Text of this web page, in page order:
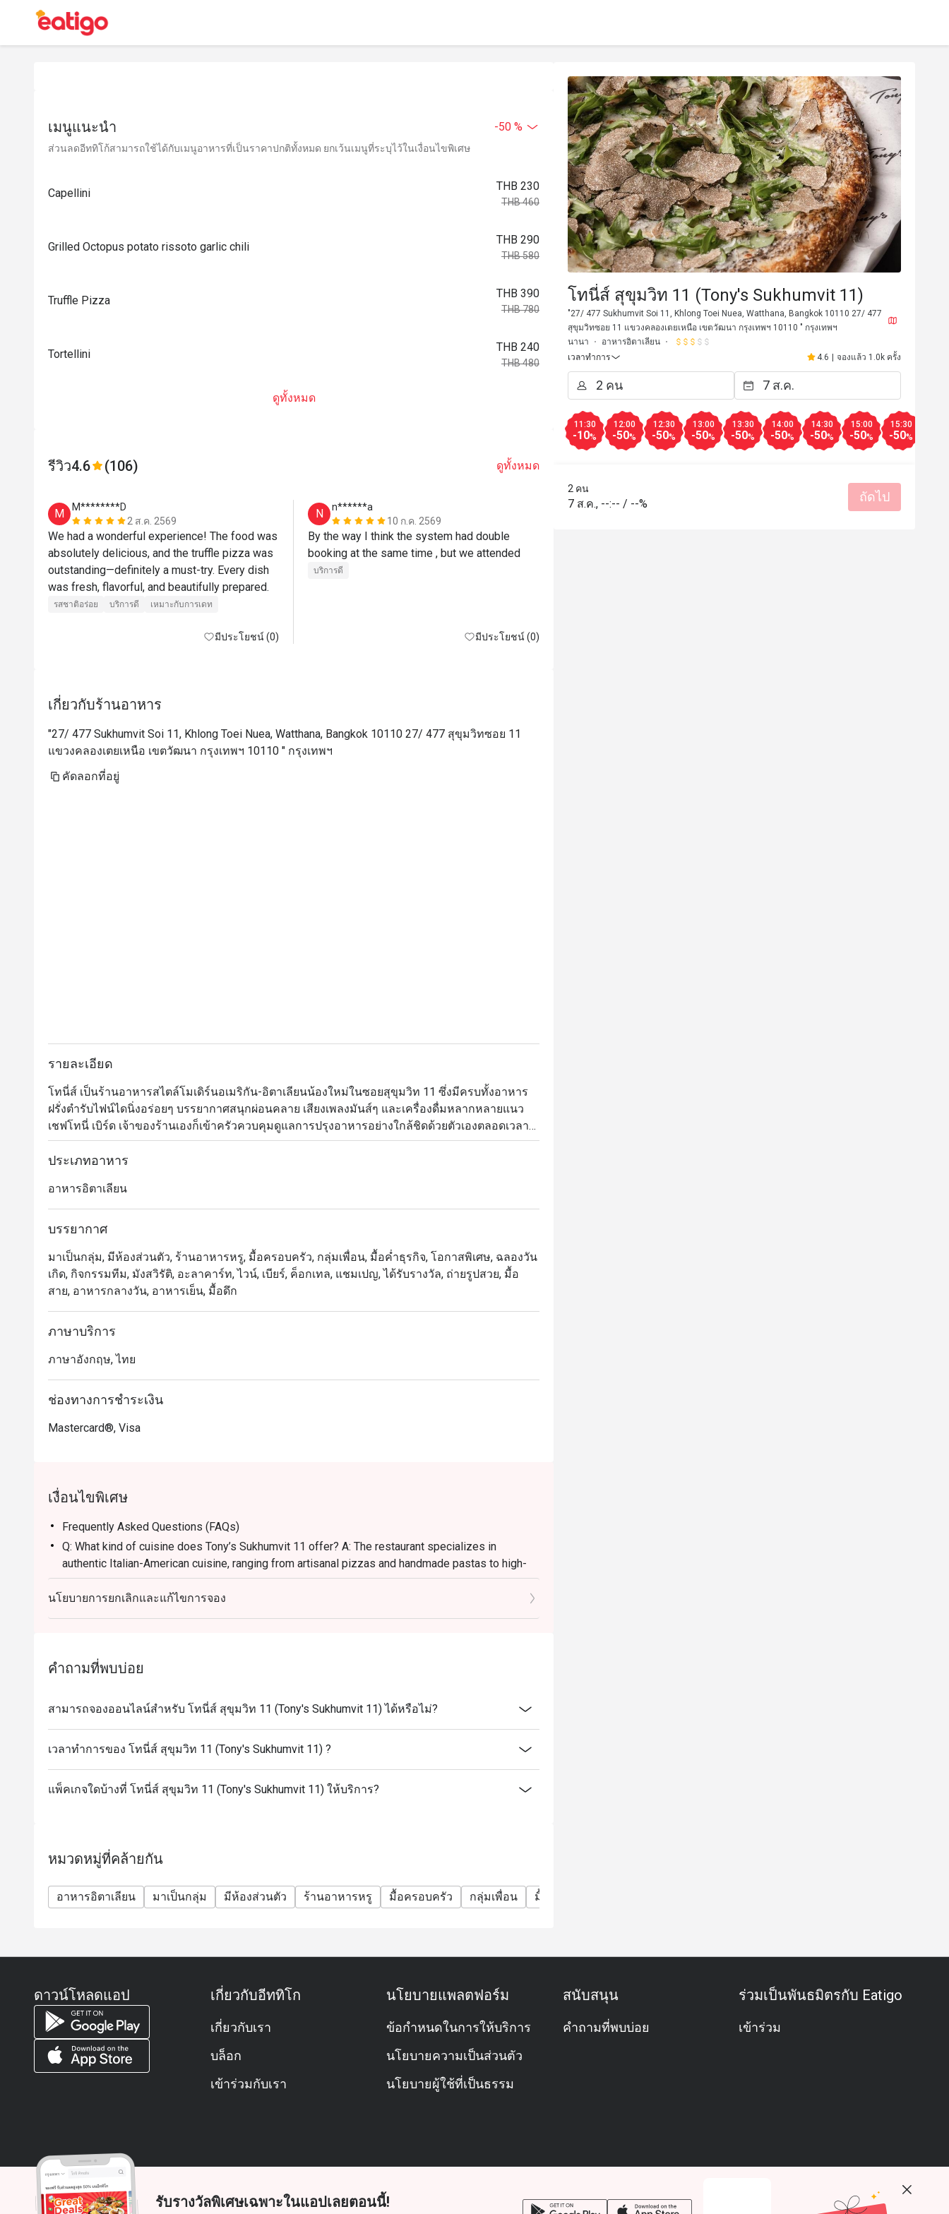
เมนูแนะนำ -50 %
ส่วนลดอีททิโก้สามารถใช้ได้กับเมนูอาหารที่เป็นราคาปกติทั้งหมด ยกเว้นเมนูที่ระบุไว้ในเงื่อนไขพิเศษ
Capellini
THB 230
THB 460
Grilled Octopus potato rissoto garlic chili
THB 290
THB 580
Truffle Pizza
THB 390
THB 780
Tortellini
THB 240
THB 480
ดูทั้งหมด
รีวิว4.6 (106) ดูทั้งหมด
M
M********D
2 ส.ค. 2569
We had a wonderful experience! The food was
absolutely delicious, and the truffle pizza was
outstanding—definitely a must-try. Every dish
was fresh, flavorful, and beautifully prepared.
รสชาติอร่อย บริการดี เหมาะกับการเดท
มีประโยชน์ (0)
N
n******a
10 ก.ค. 2569
By the way I think the system had double
บริการดี
มีประโยชน์ (0)
o*********t
เกี่ยวกับร้านอาหาร
"27/ 477 Sukhumvit Soi 11, Khlong Toei Nuea, Watthana, Bangkok 10110 27/ 477 สุขุมวิทซอย 11
แขวงคลองเตยเหนือ เขตวัฒนา กรุงเทพฯ 10110 " กรุงเทพฯ
คัดลอกที่อยู่
รายละเอียด
โทนี่ส์ เป็นร้านอาหารสไตล์โมเดิร์นอเมริกัน-อิตาเลียนน้องใหม่ในซอยสุขุมวิท 11 ซึ่งมีครบทั้งอาหาร
ฝรั่งตำรับไฟน์ไดนิ่งอร่อยๆ บรรยากาศสนุกผ่อนคลาย เสียงเพลงมันส์ๆ และเครื่องดื่มหลากหลายแนว
เชฟโทนี่ เบิร์ด เจ้าของร้านเองก็เข้าครัวควบคุมดูแลการปรุงอาหารอย่างใกล้ชิดด้วยตัวเองตลอดเวลา
เพื่อให้ทุกจานที่นำออกเสิร์ฟสามารถมัดใจลูกค้าได้อยู่หมัด จานเด็ดของเชฟที่เราอยากแนะนำให้ลอง
ได้แก่ ปลาหมึกย่าง (ริซอตโต้มันฝรั่ง กระเทียม พริก น้ำมันโหระพา) พิซซ่าเห็ดทรัฟเฟิล สลัดบูราต้า
เฮเซลนัท และป๊อปคอร์น) และทีรามิสุ (ที่มาพร้อมคุกกี้กาแฟดับเบิ้ลช็อกโกแลตและซาบาลีโอเน่) ด้วย
รับรองว่าคุ้มค่าทุกแคลอรี่
HYDE Sukhumvit 11 เดินทางสะดวกสบายใกล้กับ ซอยสุขุมวิท 11 และ BTS นานา บรรยากาศภายใน
ร้านออกแบบมาให้เหมาะสำหรับการสังสรรค์ ทั้งแบบครอบครัวและกลุ่มเพื่อน
・ทางร้านมีชื่อเสียงในเมนู Truffle Pizza และ Italian Burrata รวมถึง Oysters สดใหม่ และ Double
Smash Burger ที่เปี่ยมด้วยรสชาติ มอบประสบการณ์อาหารอิตาเลียนรสชาติต้นตำรับที่เน้นวัตถุดิบชั้น
・สำหรับชาวไทย ที่นี่คือคำตอบของพิซซ่าแป้งเบาเกรียมกรอบหอม พร้อมซอสมะเขือเทศและชีสที่
รสชาติเข้มข้น ส่วนนักท่องเที่ยวจะได้สัมผัสรสชาติอิตาเลียนแท้ระดับโลกที่เทียบชั้นร้านดังใน NYC ใน
ประเภทอาหาร
อาหารอิตาเลียน
บรรยากาศ
มาเป็นกลุ่ม, มีห้องส่วนตัว, ร้านอาหารหรู, มื้อครอบครัว, กลุ่มเพื่อน, มื้อค่ำธุรกิจ, โอกาสพิเศษ, ฉลองวัน
เกิด, กิจกรรมทีม, มังสวิรัติ, อะลาคาร์ท, ไวน์, เบียร์, ค็อกเทล, แชมเปญ, ได้รับรางวัล, ถ่ายรูปสวย, มื้อ
สาย, อาหารกลางวัน, อาหารเย็น, มื้อดึก
ภาษาบริการ
ภาษาอังกฤษ, ไทย
ช่องทางการชำระเงิน
Mastercard®, Visa
เงื่อนไขพิเศษ
Frequently Asked Questions (FAQs)
Q: What kind of cuisine does Tony’s Sukhumvit 11 offer? A: The restaurant specializes in
authentic Italian-American cuisine, ranging from artisanal pizzas and handmade pastas to high-
quality meat dishes and classic appetizers.
Q: What are the key menu highlights? A: Must-try items include the Truffle Pizza, Spaghetti and
Meatballs, Italian Burrata, and their signature Tiramisu, which is known for its unique and
meals, friendly get-togethers, or a quick, high-quality meal during your city tour.
Sukhumvit 11 (Level G). It is just a short walk from BTS Nana and easily accessible from the
นโยบายการยกเลิกและแก้ไขการจอง
คำถามที่พบบ่อย
สามารถจองออนไลน์สำหรับ โทนี่ส์ สุขุมวิท 11 (Tony's Sukhumvit 11) ได้หรือไม่?
เวลาทำการของ โทนี่ส์ สุขุมวิท 11 (Tony's Sukhumvit 11) ?
แพ็คเกจใดบ้างที่ โทนี่ส์ สุขุมวิท 11 (Tony's Sukhumvit 11) ให้บริการ?
หมวดหมู่ที่คล้ายกัน
อาหารอิตาเลียน มาเป็นกลุ่ม มีห้องส่วนตัว ร้านอาหารหรู มื้อครอบครัว กลุ่มเพื่อน มื้อค่ำธุรกิจ
โทนี่ส์ สุขุมวิท 11 (Tony's Sukhumvit 11)
"27/ 477 Sukhumvit Soi 11, Khlong Toei Nuea, Watthana, Bangkok 10110 27/ 477
สุขุมวิทซอย 11 แขวงคลองเตยเหนือ เขตวัฒนา กรุงเทพฯ 10110 " กรุงเทพฯ
นานา
อาหารอิตาเลียน
เวลาทำการ
4.6 | จองแล้ว 1.0k ครั้ง
11:30
-10%
12:00
-50%
12:30
-50%
13:00
-50%
13:30
-50%
14:00
-50%
14:30
-50%
15:00
-50%
15:30
-50%
2 คน
7 ส.ค., --:-- / --% ถัดไป
ดาวน์โหลดแอป เกี่ยวกับอีททิโก
เกี่ยวกับเรา
บล็อก
เข้าร่วมกับเรา
นโยบายแพลตฟอร์ม
ข้อกำหนดในการให้บริการ
นโยบายความเป็นส่วนตัว
นโยบายผู้ใช้ที่เป็นธรรม
สนับสนุน
คำถามที่พบบ่อย
ร่วมเป็นพันธมิตรกับ Eatigo
เข้าร่วม
รับรางวัลพิเศษเฉพาะในแอปเลยตอนนี้!